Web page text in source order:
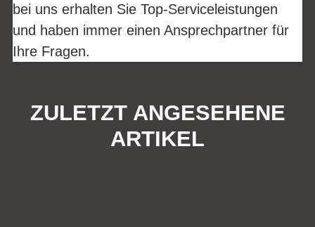
bei uns erhalten Sie Top-Serviceleistungen
und haben immer einen Ansprechpartner für
Ihre Fragen.
ZULETZT ANGESEHENE
ARTIKEL